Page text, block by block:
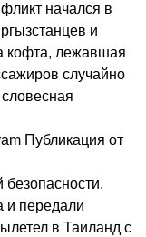
начался в
и
кофта, лежавшая
случайно
Публикация от
и передали
в Таиланд с